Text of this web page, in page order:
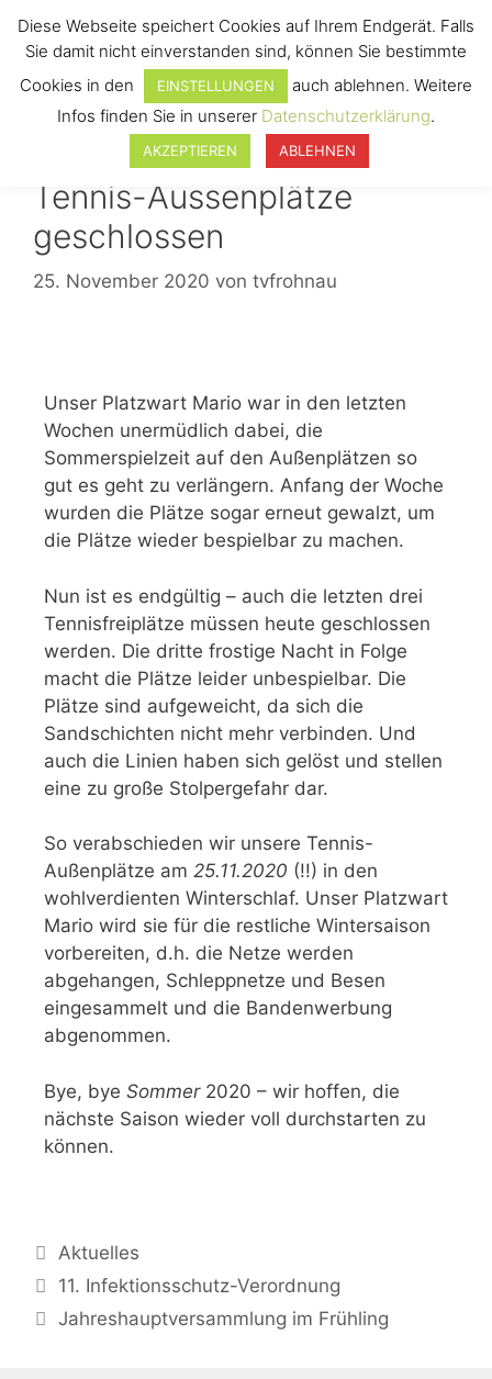
Menü
Tennis-Aussenplätze
geschlossen
25. November 2020 von tvfrohnau
Unser Platzwart Mario war in den letzten
Wochen unermüdlich dabei, die
Sommerspielzeit auf den Außenplätzen so
gut es geht zu verlängern. Anfang der Woche
wurden die Plätze sogar erneut gewalzt, um
die Plätze wieder bespielbar zu machen.
Nun ist es endgültig – auch die letzten drei
Tennisfreiplätze müssen heute geschlossen
werden. Die dritte frostige Nacht in Folge
macht die Plätze leider unbespielbar. Die
Plätze sind aufgeweicht, da sich die
Sandschichten nicht mehr verbinden. Und
auch die Linien haben sich gelöst und stellen
eine zu große Stolpergefahr dar.
So verabschieden wir unsere Tennis-
Außenplätze am 25.11.2020 (!!) in den
wohlverdienten Winterschlaf. Unser Platzwart
Mario wird sie für die restliche Wintersaison
vorbereiten, d.h. die Netze werden
abgehangen, Schleppnetze und Besen
eingesammelt und die Bandenwerbung
abgenommen.
Bye, bye Sommer2020 – wir hoffen, die
nächste Saison wieder voll durchstarten zu
können.
Aktuelles
11. Infektionsschutz-Verordnung
Jahreshauptversammlung im Frühling
Diese Webseite speichert Cookies auf Ihrem Endgerät. Falls
Sie damit nicht einverstanden sind, können Sie bestimmte
Cookies in den
EINSTELLUNGEN
auch ablehnen. Weitere
Infos finden Sie in unserer Datenschutzerklärung.
AKZEPTIEREN ABLEHNEN